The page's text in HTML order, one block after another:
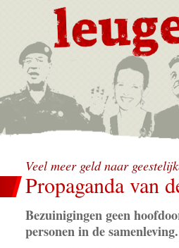
Veel meer geld naar
Propaganda van
Bezuinigingen geen
personen in de samenleving.